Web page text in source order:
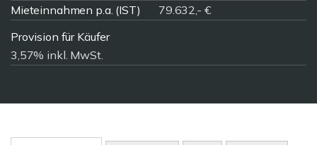
Mieteinnahmen p.a. (IST)
79.632,- €
Provision für Käufer
3,57% inkl. MwSt.